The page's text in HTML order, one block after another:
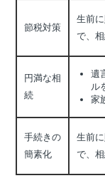
節税対策
生前
で、
円満な相
続
遺
ル
家
手続きの
簡素化
生前
で、